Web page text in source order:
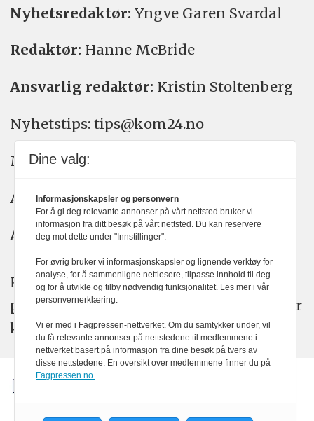
Nyhetsredaktør: Yngve Garen Svardal
Redaktør: Hanne McBride
Ansvarlig redaktør: Kristin Stoltenberg
Nyhetstips: tips@kom24.no
Meninger: meninger@kom24.no
Annonse: annonse@watchmedia.no
Abonnement:kom24@watchmedia.no
KOM24 arbeider etter Vær Varsom-
plakatens regler for god presseskikk. Her
kan du lese mer omPFUsarbeid.
Dine valg:
Informasjonskapsler og personvern
For å gi deg relevante annonser på vårt nettsted bruker vi
informasjon fra ditt besøk på vårt nettsted. Du kan reservere
deg mot dette under "Innstillinger".
For øvrig bruker vi informasjonskapsler og lignende verktøy for
analyse, for å sammenligne nettlesere, tilpasse innhold til deg
og for å utvikle og tilby nødvendig funksjonalitet. Les mer i vår
personvernerklæring.
Vi er med i Fagpressen-nettverket. Om du samtykker under, vil
du få relevante annonser på nettstedene til medlemmene i
nettverket basert på informasjon fra dine besøk på tvers av
disse nettstedene. En oversikt over medlemmene finner du på
Fagpressen.no.